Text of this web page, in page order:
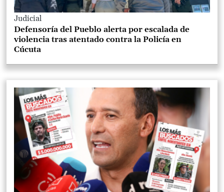
Judicial
Defensoría del Pueblo alerta por escalada de
violencia tras atentado contra la Policía en
Cúcuta